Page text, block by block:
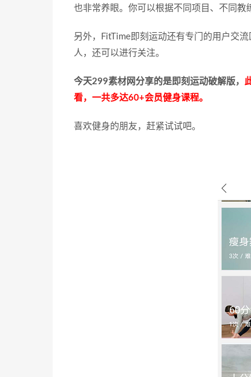
也非常养眼。你可以根据不同项目、不同教
另外，FitTime即刻运动还有专门的用户交
人，还可以进行关注。
今天299素材网分享的是即刻运动破解版，
看，一共多达60+会员健身课程。
喜欢健身的朋友，赶紧试试吧。